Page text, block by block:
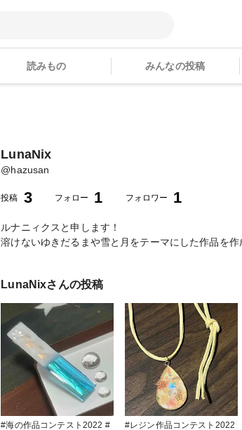
読みもの みんなの投稿
LunaNix
@hazusan
投稿 3 フォロー 1 フォロワー 1
ルナニィクスと申します！
溶けないゆきだるまや雪と月をテーマにした作品を作
LunaNixさんの投稿
#海の作品コンテスト2022 #
#レジン作品コンテスト2022